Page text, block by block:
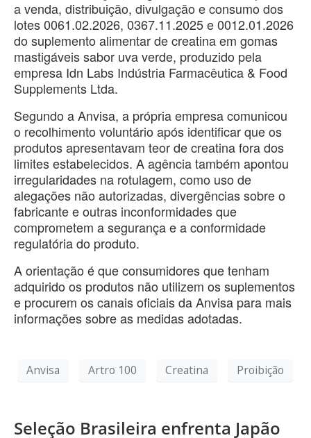
a venda, distribuição, divulgação e consumo dos
lotes 0061.02.2026, 0367.11.2025 e 0012.01.2026
do suplemento alimentar de creatina em gomas
mastigáveis sabor uva verde, produzido pela
empresa Idn Labs Indústria Farmacêutica & Food
Supplements Ltda.
Segundo a Anvisa, a própria empresa comunicou
o recolhimento voluntário após identificar que os
produtos apresentavam teor de creatina fora dos
limites estabelecidos. A agência também apontou
irregularidades na rotulagem, como uso de
alegações não autorizadas, divergências sobre o
fabricante e outras inconformidades que
comprometem a segurança e a conformidade
regulatória do produto.
A orientação é que consumidores que tenham
adquirido os produtos não utilizem os suplementos
e procurem os canais oficiais da Anvisa para mais
informações sobre as medidas adotadas.
Anvisa Artro 100 Creatina Proibição
Seleção Brasileira enfrenta Japão